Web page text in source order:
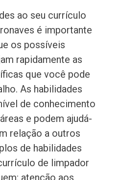
ao seu currículo
é importante
os possíveis
rapidamente as
que você pode
As habilidades
de conhecimento
e podem ajudá-
relação a outros
de habilidades
de limpador
atenção aos